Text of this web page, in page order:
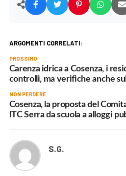
ARGOMENTI CORRELATI:
PROSSIMO
Carenza idrica a Cosenza, i
controlli, ma verifiche anche
NON PERDERE
Cosenza, la proposta del
ITC Serra da scuola a alloggi
S.G.